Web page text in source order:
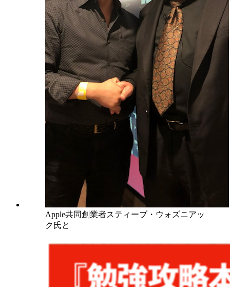
Apple共同創業者スティーブ・ウォズニアッ
ク氏と